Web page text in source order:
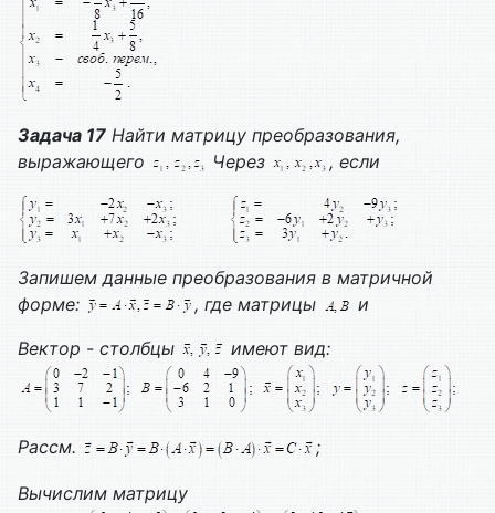
Задача 17 Найти матрицу преобразования,
выражающего
Через , если
Запишем данные преобразования в матричной
форме:
, где матрицы
и
Вектор - столбцы
имеют вид:
Рассм. ;
Вычислим матрицу